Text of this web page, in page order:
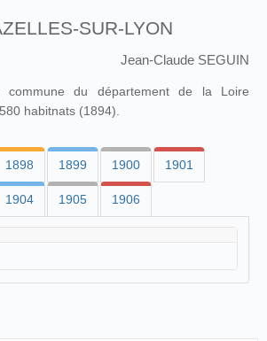
SUR-LYON
Jean-Claude SEGUIN
commune du département de la Loire
habitnats (1894).
1898 1899 1900 1901
1904 1905 1906